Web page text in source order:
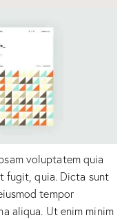
voluptatem quia
fugit, quia. Dicta sunt
tempor
aliqua. Ut enim minim